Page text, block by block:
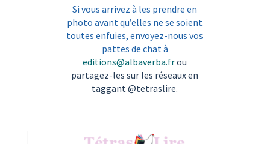
Si vous arrivez à les prendre en
photo avant qu’elles ne se soient
toutes enfuies, envoyez-nous vos
pattes de chat à
editions@albaverba.frou
partagez-les sur les réseaux en
taggant @tetraslire.